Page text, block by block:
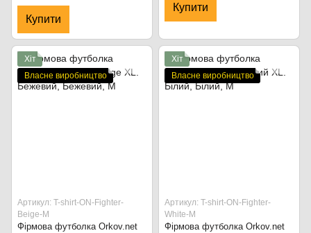
Купити
Купити
Хіт
Власне виробництво
Артикул: T-shirt-ON-Fighter-
Beige-M
Фірмова футболка Orkov.net
Хіт
Власне виробництво
Артикул: T-shirt-ON-Fighter-
White-M
Фірмова футболка Orkov.net